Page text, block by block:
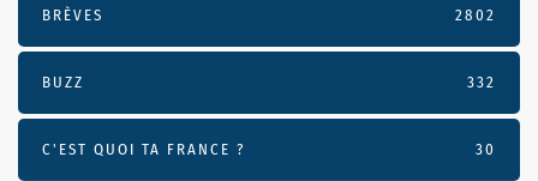
BRÈVES 2802
BUZZ 332
C'EST QUOI TA FRANCE ? 30